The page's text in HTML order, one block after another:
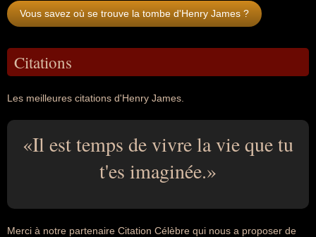
Vous savez où se trouve la tombe d'Henry James ?
Citations
Les meilleures citations d'Henry James.
Il est temps de vivre la vie que tu
t'es imaginée.
Merci à notre partenaire Citation Célèbre qui nous a proposer de